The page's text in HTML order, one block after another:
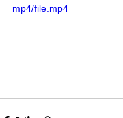
mp4/file.mp4